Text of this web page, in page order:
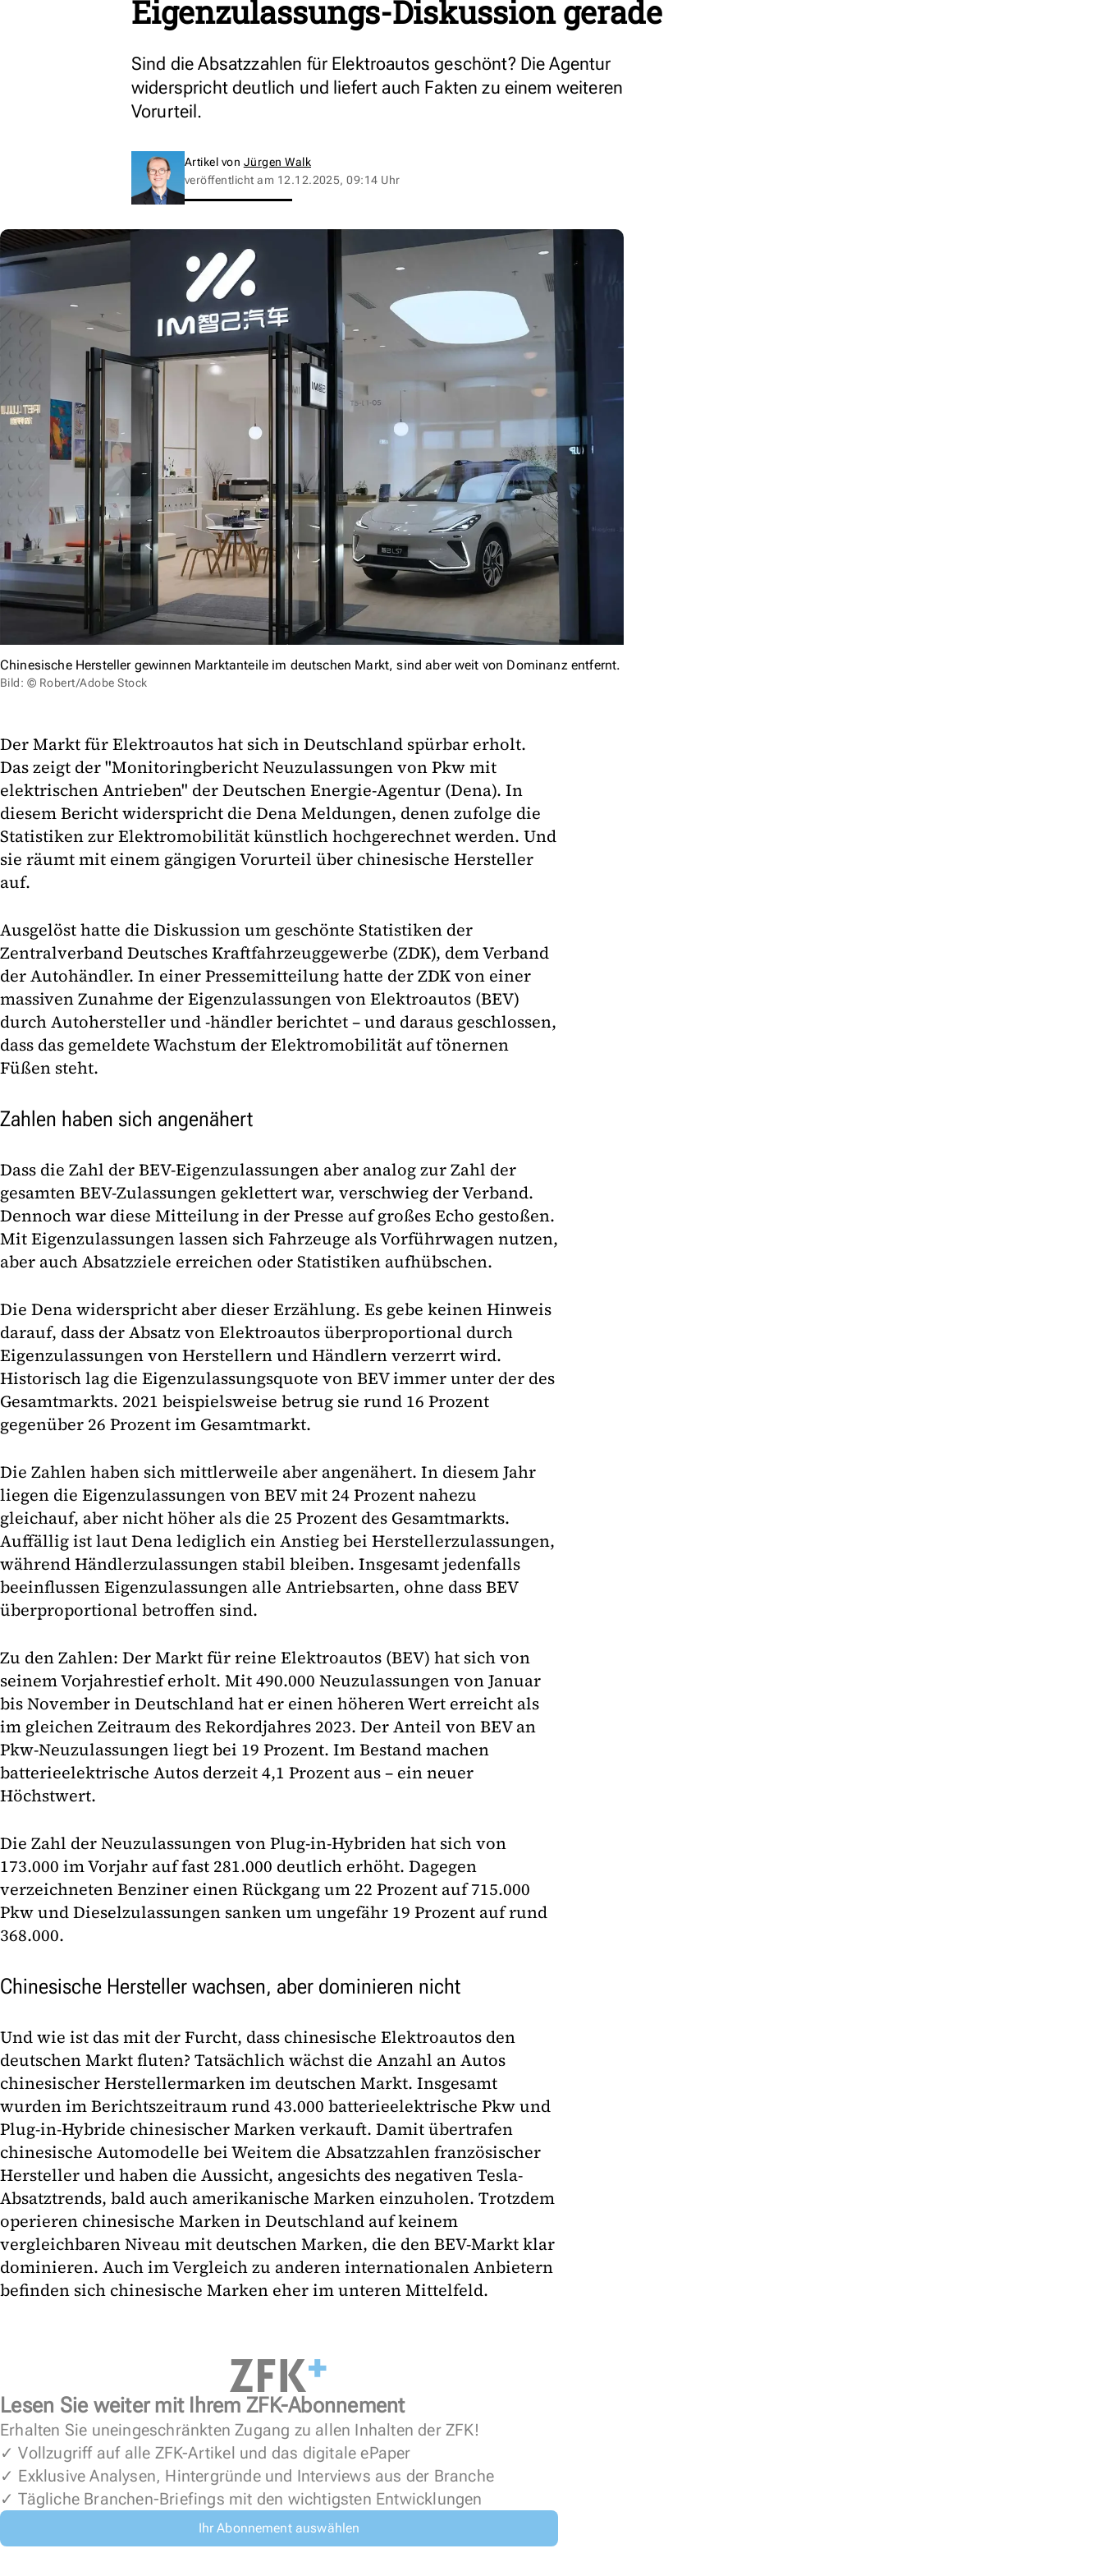
Eigenzulassungs-Diskussion gerade
Sind die Absatzzahlen für Elektroautos geschönt? Die Agentur
widerspricht deutlich und liefert auch Fakten zu einem weiteren
Vorurteil.
Artikel von Jürgen Walk
veröffentlicht am 12.12.2025, 09:14 Uhr
Chinesische Hersteller gewinnen Marktanteile im deutschen Markt, sind aber weit von Dominanz entfernt.
Bild: © Robert/Adobe Stock
Der Markt für Elektroautos hat sich in Deutschland spürbar erholt.
Das zeigt der "Monitoringbericht Neuzulassungen von Pkw mit
elektrischen Antrieben" der Deutschen Energie-Agentur (Dena). In
diesem Bericht widerspricht die Dena Meldungen, denen zufolge die
Statistiken zur Elektromobilität künstlich hochgerechnet werden. Und
sie räumt mit einem gängigen Vorurteil über chinesische Hersteller
auf.
Ausgelöst hatte die Diskussion um geschönte Statistiken der
Zentralverband Deutsches Kraftfahrzeuggewerbe (ZDK), dem Verband
der Autohändler. In einer Pressemitteilung hatte der ZDK von einer
massiven Zunahme der Eigenzulassungen von Elektroautos (BEV)
durch Autohersteller und -händler berichtet – und daraus geschlossen,
dass das gemeldete Wachstum der Elektromobilität auf tönernen
Füßen steht.
Zahlen haben sich angenähert
Dass die Zahl der BEV-Eigenzulassungen aber analog zur Zahl der
gesamten BEV-Zulassungen geklettert war, verschwieg der Verband.
Dennoch war diese Mitteilung in der Presse auf großes Echo gestoßen.
Mit Eigenzulassungen lassen sich Fahrzeuge als Vorführwagen nutzen,
aber auch Absatzziele erreichen oder Statistiken aufhübschen.
Die Dena widerspricht aber dieser Erzählung. Es gebe keinen Hinweis
darauf, dass der Absatz von Elektroautos überproportional durch
Eigenzulassungen von Herstellern und Händlern verzerrt wird.
Historisch lag die Eigenzulassungsquote von BEV immer unter der des
Gesamtmarkts. 2021 beispielsweise betrug sie rund 16 Prozent
gegenüber 26 Prozent im Gesamtmarkt.
Die Zahlen haben sich mittlerweile aber angenähert. In diesem Jahr
liegen die Eigenzulassungen von BEV mit 24 Prozent nahezu
gleichauf, aber nicht höher als die 25 Prozent des Gesamtmarkts.
Auffällig ist laut Dena lediglich ein Anstieg bei Herstellerzulassungen,
während Händlerzulassungen stabil bleiben. Insgesamt jedenfalls
beeinflussen Eigenzulassungen alle Antriebsarten, ohne dass BEV
überproportional betroffen sind.
Zu den Zahlen: Der Markt für reine Elektroautos (BEV) hat sich von
seinem Vorjahrestief erholt. Mit 490.000 Neuzulassungen von Januar
bis November in Deutschland hat er einen höheren Wert erreicht als
im gleichen Zeitraum des Rekordjahres 2023. Der Anteil von BEV an
Pkw-Neuzulassungen liegt bei 19 Prozent. Im Bestand machen
batterieelektrische Autos derzeit 4,1 Prozent aus – ein neuer
Höchstwert.
Die Zahl der Neuzulassungen von Plug-in-Hybriden hat sich von
173.000 im Vorjahr auf fast 281.000 deutlich erhöht. Dagegen
verzeichneten Benziner einen Rückgang um 22 Prozent auf 715.000
Pkw und Dieselzulassungen sanken um ungefähr 19 Prozent auf rund
368.000.
Chinesische Hersteller wachsen, aber dominieren nicht
Und wie ist das mit der Furcht, dass chinesische Elektroautos den
deutschen Markt fluten? Tatsächlich wächst die Anzahl an Autos
chinesischer Herstellermarken im deutschen Markt. Insgesamt
wurden im Berichtszeitraum rund 43.000 batterieelektrische Pkw und
Plug-in-Hybride chinesischer Marken verkauft. Damit übertrafen
chinesische Automodelle bei Weitem die Absatzzahlen französischer
Hersteller und haben die Aussicht, angesichts des negativen Tesla-
Absatztrends, bald auch amerikanische Marken einzuholen. Trotzdem
operieren chinesische Marken in Deutschland auf keinem
vergleichbaren Niveau mit deutschen Marken, die den BEV-Markt klar
dominieren. Auch im Vergleich zu anderen internationalen Anbietern
befinden sich chinesische Marken eher im unteren Mittelfeld.
Lesen Sie weiter mit Ihrem ZFK-Abonnement
Erhalten Sie uneingeschränkten Zugang zu allen Inhalten der ZFK!
✓ Vollzugriff auf alle ZFK-Artikel und das digitale ePaper
✓ Exklusive Analysen, Hintergründe und Interviews aus der Branche
✓ Tägliche Branchen-Briefings mit den wichtigsten Entwicklungen
Ihr Abonnement auswählen